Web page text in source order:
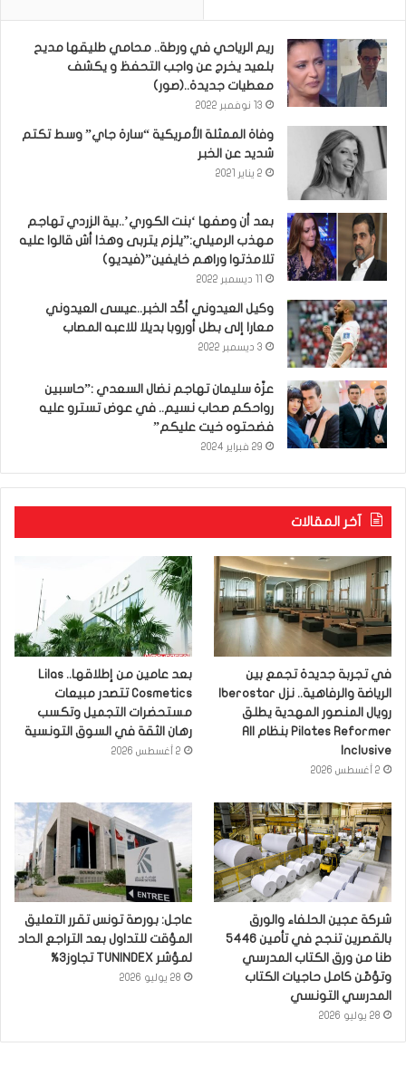
ريم الرياحي في ورطة.. محامي طليقها مديح
بلعيد يخرج عن واجب التحفظ و يكشف
معطيات جديدة..(صور)
13 نوفمبر 2022
وفاة الممثلة الأمريكية “سارة جاي” وسط تكتم
شديد عن الخبر
2 يناير 2021
بعد أن وصفها ‘بنت الكوري’..بية الزردي تهاجم
مهذب الرميلي:”يلزم يتربى وهذا أش قالوا عليه
تلامذتوا وراهم خايفين”(فيديو)
وكيل العيدوني أكّد الخبر..عيسى العيدوني
معارا إلى بطل أوروبا بديلا للاعبه المصاب
3 ديسمبر 2022
عزّة سليمان تهاجم نضال السعدي :”حاسبين
رواحكم صحاب نسيم.. في عوض تسترو عليه
فضحتوه خيت عليكم”
29 فبراير 2024
آخر المقالات
في تجربة جديدة تجمع بين
رويال المنصور المهدية يطلق
Pilates Reformer بنظام All
Inclusive
2 أغسطس 2026
بعد عامين من إطلاقها.. Lilas
Cosmetics تتصدر مبيعات
مستحضرات التجميل وتكسب
رهان الثقة في السوق التونسية
2 أغسطس 2026
شركة عجين الحلفاء والورق
بالقصرين تنجح في تأمين 5446
طنا من ورق الكتاب المدرسي
وتؤمّن كامل حاجيات الكتاب
المدرسي التونسي
28 يوليو 2026
عاجل: بورصة تونس تقرر التعليق
المؤقت للتداول بعد التراجع الحاد
لمؤشر TUNINDEX تجاوز3%
28 يوليو 2026